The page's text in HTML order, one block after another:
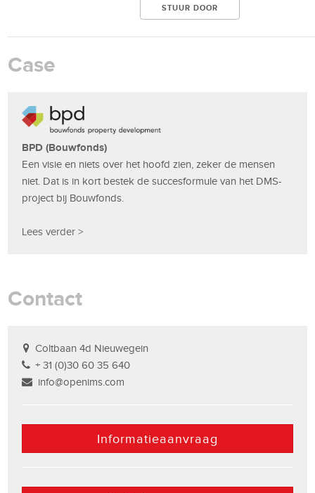
Case
BPD (Bouwfonds)
Een visie en niets over het hoofd zien, zeker de mensen
niet. Dat is in kort bestek de succesformule van het DMS-
project bij Bouwfonds.
Lees verder >
Contact
Coltbaan 4d Nieuwegein
+ 31 (0)30 60 35 640
info@openims.com
Informatieaanvraag